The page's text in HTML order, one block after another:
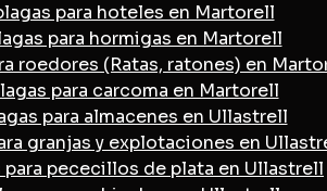
para hoteles en Martorell
para hormigas en Martorell
roedores (Ratas, ratones) en
para carcoma en Martorell
para almacenes en Ullastrell
granjas y explotaciones en
pececillos de plata en Ullastrell